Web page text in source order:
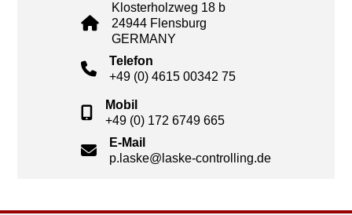
Klosterholzweg 18 b
24944 Flensburg
GERMANY
Telefon
+49 (0) 4615 00342 75
Mobil
+49 (0) 172 6749 665
E-Mail
p.laske@laske-controlling.de